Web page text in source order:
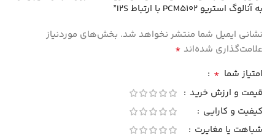
به آنالوگ استریو PCM5102 با ارتباط I2S”
نشانی ایمیل شما منتشر نخواهد شد. بخش‌های موردنیاز
علامت‌گذاری شده‌اند *
امتیاز شما *
قیمت و ارزش خرید
کیفیت و کارایی
شباهت یا مغایرت